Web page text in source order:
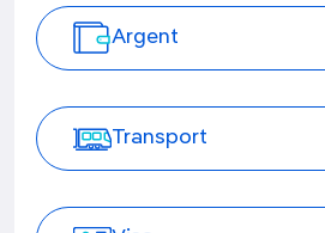
Argent
Transport